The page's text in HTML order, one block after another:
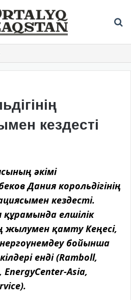
кездесті
әкімі
Дания корольдігінің
кездесті.
елшілік
жылумен қамту Кеңесі,
бойынша
енді (Ramboll,
Asia,